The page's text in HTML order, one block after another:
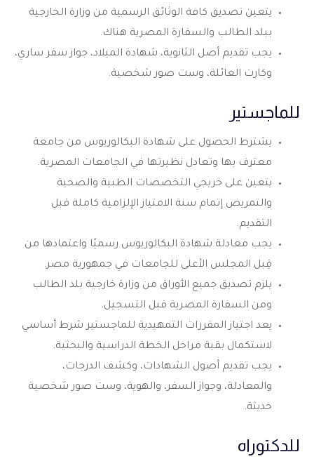
يتعين تصديق كافة الوثائق الرسمية من وزارة الخارجية
ببلد الطالب والسفارة المصرية هناك.
يجب تقديم أصل الثانوية، شهادة الميلاد، جواز سفر ساري،
وكارت العائلة، وست صور شخصية.
للماجستير
يشترط الحصول على شهادة البكالوريوس من جامعة
معترف بها وتعادل نظيرتها في الجامعات المصرية.
يتعين على خريجي التخصصات الطبية والصحية
والتمريض إتمام سنة الامتياز الإلزامية كاملة قبل
التقديم.
يجب معادلة شهادة البكالوريوس رسميًا واعتمادها من
قِبل المجلس الأعلى للجامعات في جمهورية مصر.
يلزم تصديق جميع الأوراق من وزارة خارجية بلد الطالب
ومن السفارة المصرية قبل التسجيل.
يعد اجتياز المقررات التمهيدية للماجستير شرط أساسي
لاستكمال بقية مراحل الخطة الدراسية والبحثية.
يجب تقديم أصول الشهادات، وكشف الدرجات،
والمعادلة، وجواز السفر، والهوية، وست صور شخصية
حديثة.
للدكتوراه